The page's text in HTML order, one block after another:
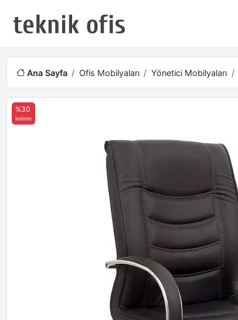
Ana Sayfa Ofis Mobilyaları Yönetici Mobilyaları
%30
indirim